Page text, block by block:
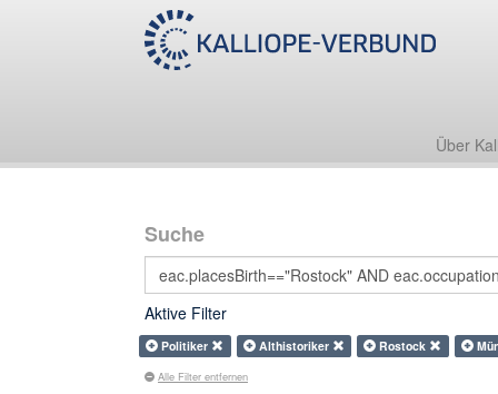
Über
Suche
Aktive Filter
Politiker Althistoriker Rostock
Alle Filter entfernen